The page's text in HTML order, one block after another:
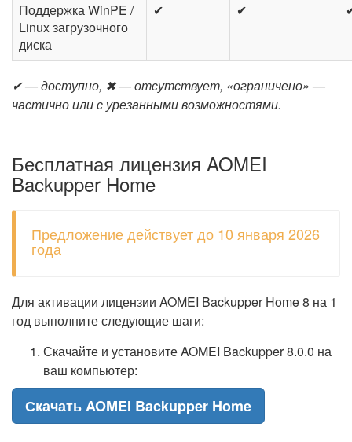
Поддержка WinPE /
Linux загрузочного
диска
✔ ✔
✔ — доступно, ✖ — отсутствует, «ограничено» —
частично или с урезанными возможностями.
Бесплатная лицензия AOMEI
Backupper Home
Предложение действует до 10 января 2026
года
Для активации лицензии AOMEI Backupper Home 8 на 1
год выполните следующие шаги:
Скачайте и установите AOMEI Backupper 8.0.0 на
ваш компьютер:
Скачать AOMEI Backupper Home